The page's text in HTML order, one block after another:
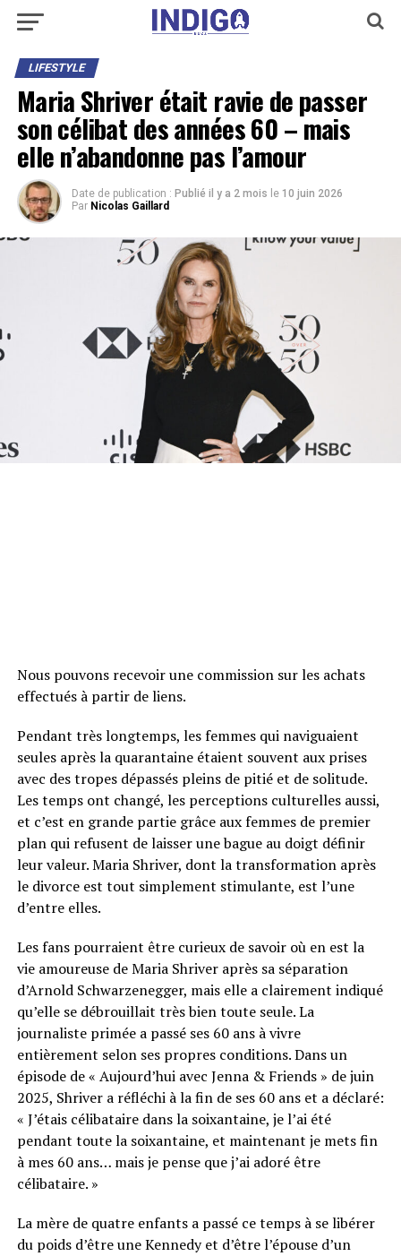
LIFESTYLE
Maria Shriver était ravie de passer
son célibat des années 60 – mais
elle n’abandonne pas l’amour
Date de publication : Publié il y a 2 mois le 10 juin 2026
Par Nicolas Gaillard
Nous pouvons recevoir une commission sur les achats
effectués à partir de liens.
Pendant très longtemps, les femmes qui naviguaient
seules après la quarantaine étaient souvent aux prises
avec des tropes dépassés pleins de pitié et de solitude.
Les temps ont changé, les perceptions culturelles aussi,
et c’est en grande partie grâce aux femmes de premier
plan qui refusent de laisser une bague au doigt définir
leur valeur. Maria Shriver, dont la transformation après
le divorce est tout simplement stimulante, est l’une
d’entre elles.
Les fans pourraient être curieux de savoir où en est la
vie amoureuse de Maria Shriver après sa séparation
d’Arnold Schwarzenegger, mais elle a clairement indiqué
qu’elle se débrouillait très bien toute seule. La
journaliste primée a passé ses 60 ans à vivre
entièrement selon ses propres conditions. Dans un
épisode de « Aujourd’hui avec Jenna & Friends » de juin
2025, Shriver a réfléchi à la fin de ses 60 ans et a déclaré:
« J’étais célibataire dans la soixantaine, je l’ai été
pendant toute la soixantaine, et maintenant je mets fin
à mes 60 ans… mais je pense que j’ai adoré être
célibataire. »
La mère de quatre enfants a passé ce temps à se libérer
du poids d’être une Kennedy et d’être l’épouse d’un